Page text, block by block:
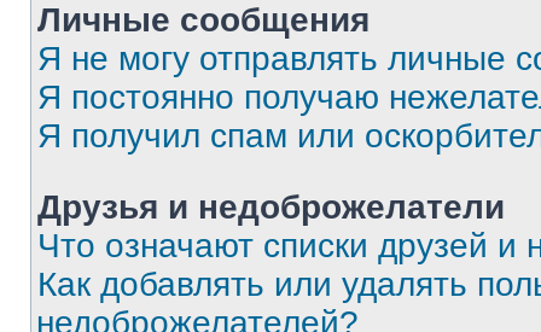
Личные сообщения
Я не могу отправлять личные
Я постоянно получаю
Я получил спам или
Друзья и недоброжелатели
Что означают списки друзей и
Как добавлять или удалять
недоброжелателей?